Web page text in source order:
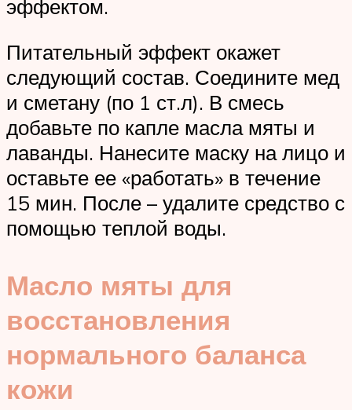
эффектом.
Питательный эффект окажет
следующий состав. Соедините мед
и сметану (по 1 ст.л). В смесь
добавьте по капле масла мяты и
лаванды. Нанесите маску на лицо и
оставьте ее «работать» в течение
15 мин. После – удалите средство с
помощью теплой воды.
Масло мяты для
восстановления
нормального баланса
кожи